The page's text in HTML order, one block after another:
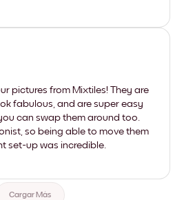
pictures from Mixtiles! They are
fabulous, and are super easy
can swap them around too.
so being able to move them
set-up was incredible.
Cargar Más